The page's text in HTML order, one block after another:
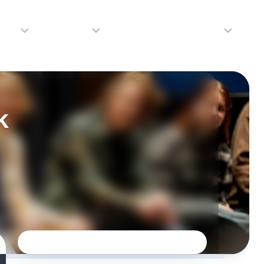
LIVE
ons